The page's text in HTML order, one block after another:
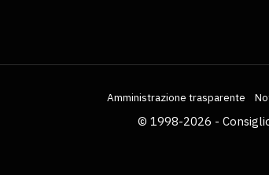
Amministrazione trasparente
© 1998-2026 -